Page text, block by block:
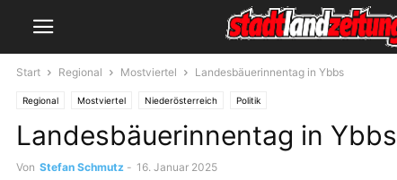
Start Regional Mostviertel Landesbäuerinnentag in Ybbs
Regional Mostviertel Niederösterreich Politik
Landesbäuerinnentag in Ybbs
Von Stefan Schmutz - 16. Januar 2025